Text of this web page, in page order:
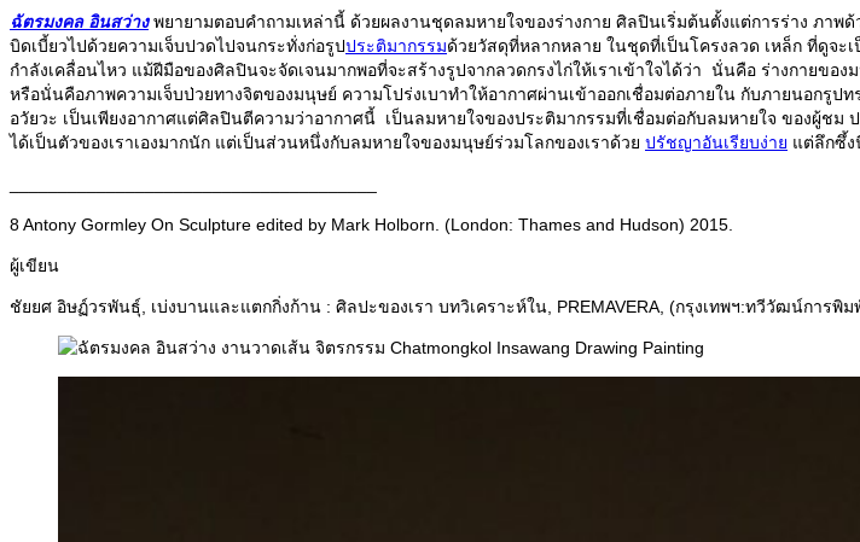
ฉัตรมงคล อินสว่างพยายามตอบคำถามเหล่านี้ ด้วยผลงานชุดลมหายใจของร่างกาย ศิลปินเริ่มต้นตั้งแต่การร่าง ภาพ
บิดเบี้ยวไปด้วยความเจ็บปวดไปจนกระทั่งก่อรูปประติมากรรมด้วยวัสดุที่หลากหลาย ในชุดที่เป็นโครงลวด เหล็ก ที่ดูจะ
กำลังเคลื่อนไหว แม้ฝีมือของศิลปินจะจัดเจนมากพอที่จะสร้างรูปจากลวดกรงไก่ให้เราเข้าใจได้ว่า นั่นคือ ร่างกายข
หรือนั่นคือภาพความเจ็บป่วยทางจิตของมนุษย์ ความโปร่งเบาทำให้อากาศผ่านเข้าออกเชื่อมต่อภายใน กับภายนอกรู
อวัยวะ เป็นเพียงอากาศแต่ศิลปินตีความว่าอากาศนี้ เป็นลมหายใจของประติมากรรมที่เชื่อมต่อกับลมหายใจ ของผู้ชม
ได้เป็นตัวของเราเองมากนัก แต่เป็นส่วนหนึ่งกับลมหายใจของมนุษย์ร่วมโลกของเราด้วย ปรัชญาอันเรียบง่าย แต่ลึกซึ้ง
8 Antony Gormley On Sculpture edited by Mark Holborn. (London: Thames and Hudson) 2015.
ผู้เขียน
ชัยยศ อิษฏ์วรพันธุ์, เบ่งบานและแตกกิ่งก้าน : ศิลปะของเรา บทวิเคราะห์ใน, PREMAVERA, (กรุงเทพฯ:ทวีวัฒน์การพิม